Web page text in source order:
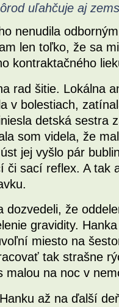
uľahčuje aj
nenudila
len toľko, že sa
kontraktačného
rad šitie. Lokálna
v bolestiach,
detská sestra
som videla, že
jej vyšlo pár
či sací reflex. A tak
dozvedeli, že
gravidity.
miesto na
tak strašne
malou na noc v
až na ďalší